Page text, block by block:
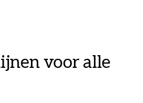
voor alle